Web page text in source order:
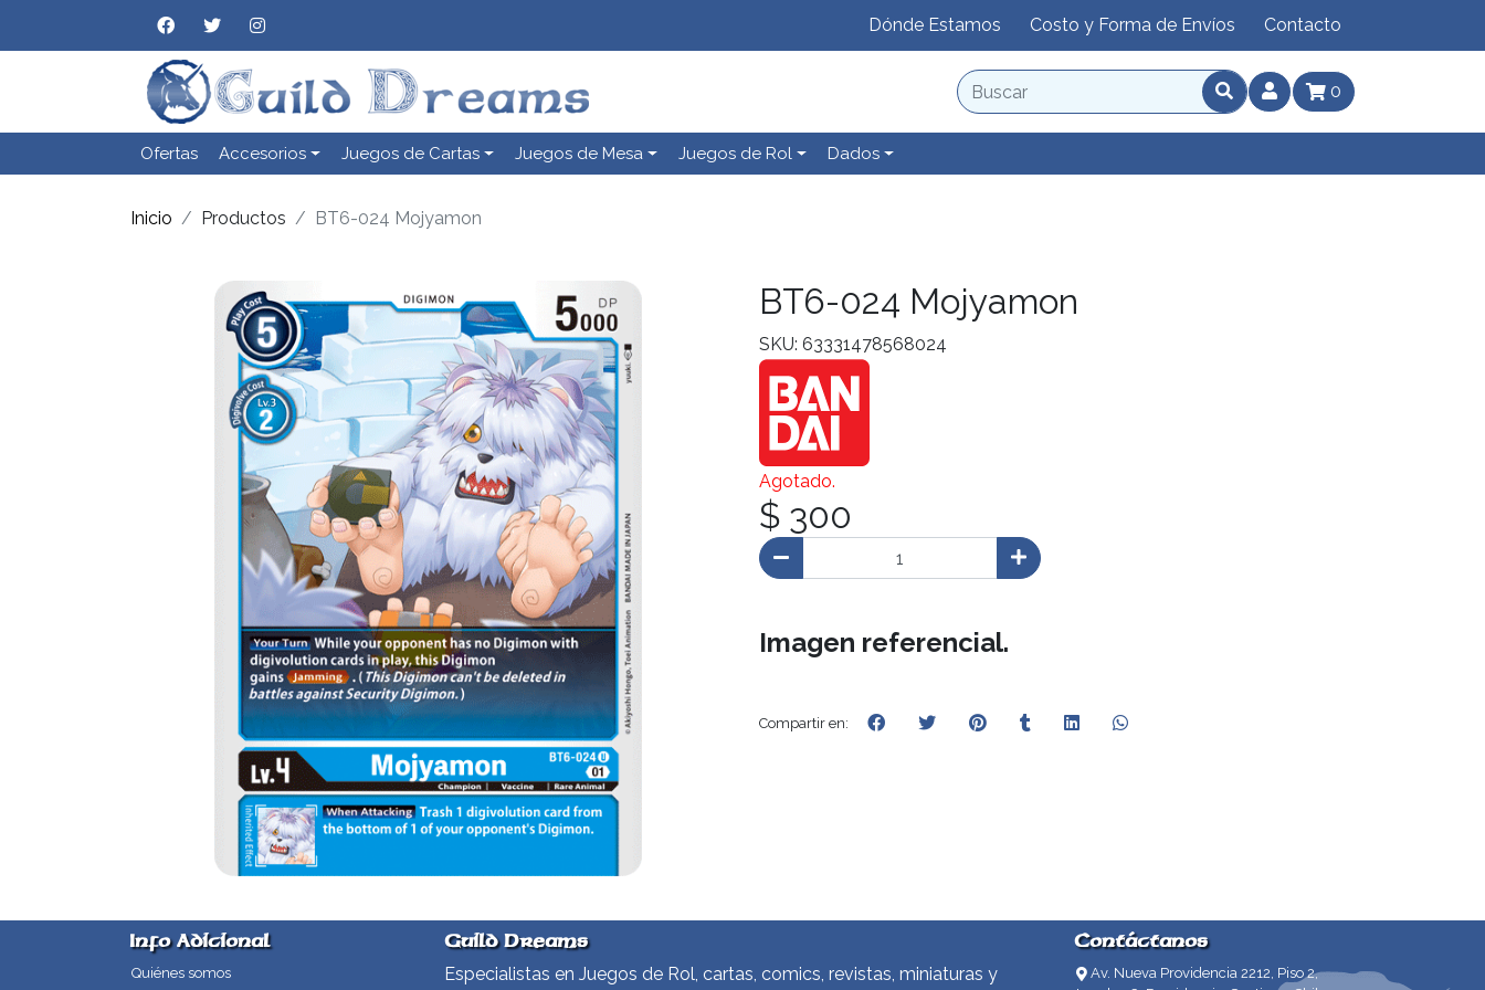
Dónde Estamos Costo y Forma de Envíos Contacto
0
Ofertas Accesorios Juegos de Cartas Juegos de Mesa Juegos de Rol Dados
Inicio Productos BT6-024 Mojyamon
BT6-024 Mojyamon
SKU: 63331478568024
Agotado.
$ 300
Imagen referencial.
Compartir en:
Info Adicional
Quiénes somos
Guild Dreams
Especialistas en Juegos de Rol, cartas, comics, revistas, miniaturas y
Contáctanos
Av. Nueva Providencia 2212, Piso 2,